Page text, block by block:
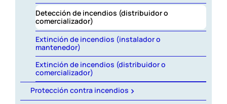
Enlaces
Contacto
Detección de incendios (distribuidor o
comercializador)
Extinción de incendios (instalador o
mantenedor)
Extinción de incendios (distribuidor o
comercializador)
Protección contra incendios